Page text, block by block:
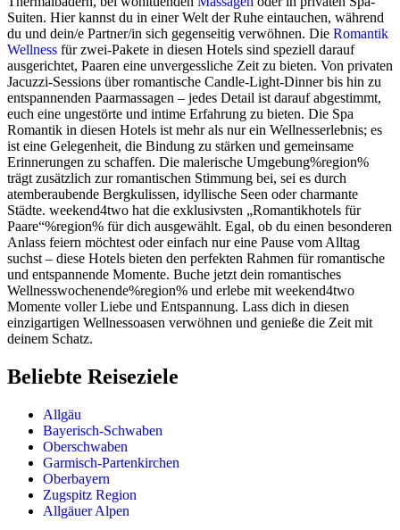
Suiten. Hier kannst du in einer Welt der Ruhe eintauchen, während
du und dein/e Partner/in sich gegenseitig verwöhnen. Die Romantik
Wellness für zwei-Pakete in diesen Hotels sind speziell darauf
ausgerichtet, Paaren eine unvergessliche Zeit zu bieten. Von privaten
Jacuzzi-Sessions über romantische Candle-Light-Dinner bis hin zu
entspannenden Paarmassagen – jedes Detail ist darauf abgestimmt,
euch eine ungestörte und intime Erfahrung zu bieten. Die Spa
Romantik in diesen Hotels ist mehr als nur ein Wellnesserlebnis; es
ist eine Gelegenheit, die Bindung zu stärken und gemeinsame
Erinnerungen zu schaffen. Die malerische Umgebung%region%
trägt zusätzlich zur romantischen Stimmung bei, sei es durch
atemberaubende Bergkulissen, idyllische Seen oder charmante
Städte. weekend4two hat die exklusivsten „Romantikhotels für
Paare“%region% für dich ausgewählt. Egal, ob du einen besonderen
Anlass feiern möchtest oder einfach nur eine Pause vom Alltag
suchst – diese Hotels bieten den perfekten Rahmen für romantische
und entspannende Momente. Buche jetzt dein romantisches
Wellnesswochenende%region% und erlebe mit weekend4two
Momente voller Liebe und Entspannung. Lass dich in diesen
einzigartigen Wellnessoasen verwöhnen und genieße die Zeit mit
deinem Schatz.
Beliebte Reiseziele
Allgäu
Bayerisch-Schwaben
Oberschwaben
Garmisch-Partenkirchen
Oberbayern
Zugspitz Region
Allgäuer Alpen